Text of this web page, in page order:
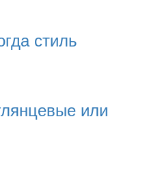
стиль
или